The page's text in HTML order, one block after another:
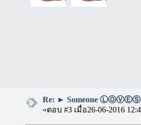
Re: ► Someone ⓁⓄⓋⒺⓈ
«ตอบ #3 เมื่อ26-06-2016